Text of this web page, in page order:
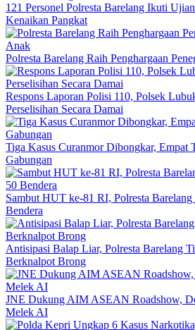
121 Personel Polresta Barelang Ikuti
Kenaikan Pangkat
Polresta Barelang Raih Penghargaan
Respons Laporan Polisi 110, Polsek
Perselisihan Secara Damai
Tiga Kasus Curanmor Dibongkar, Empat
Gabungan
Sambut HUT ke-81 RI, Polresta
Bendera
Antisipasi Balap Liar, Polresta Barelang
Berknalpot Brong
JNE Dukung AIM ASEAN Roadshow,
Melek AI